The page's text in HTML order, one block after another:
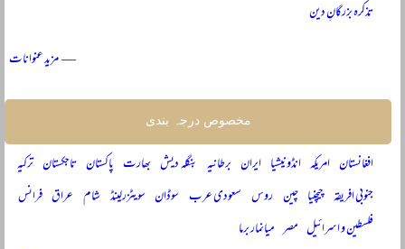
تذکرہ بزرگانِ دین
— مزید عنوانات
مخصوص درجہ بندی
افغانستان امریکہ انڈونیشیا ایران برطانیہ بنگلہ دیش بھارت پاکستان تاجکستان ترکیہ
جنوبی افریقہ چیچنیا چین روس سعودی عرب سوڈان سویٹزرلینڈ شام عراق فرانس
فلسطین و اسرائیل مصر میانمار برما